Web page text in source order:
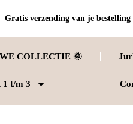
Gratis verzending van je bestelling
COLLECTIE 🌞
1 t/m 3